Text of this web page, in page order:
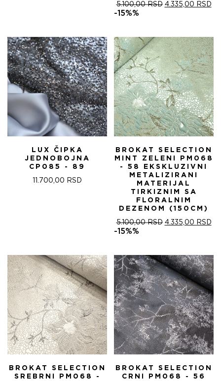
5.100,00RSD ОРИГИНАЛНА
5.100,00 RSD.
4.335,00 RSD
-15%%
LUX ČIPKA
JEDNOBOJNA
CP085 - 89
11.700,00 RSD
BROKAT SELECTION
MINT ZELENI PM068
- 58 EKSKLUZIVNI
METALIZIRANI
MATERIJAL
TIRKIZNIM SA
FLORALNIM
DEZENOM (150CM)
5.100,00RSD ОРИГИНАЛНА
5.100,00 RSD.
4.335,00 RSD
-15%%
BROKAT SELECTION
SREBRNI PM068 -
BROKAT SELECTION
CRNI PM068 - 56